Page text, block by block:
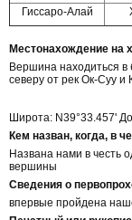
Гиссаро-Алай
Местонахождение на
Вершина находиться в
северу от рек Ок-Суу
Широта: N39°33.457'
Кем назван, когда, в
Названа нами в честь
вершины
Сведения о
впервые пройдена